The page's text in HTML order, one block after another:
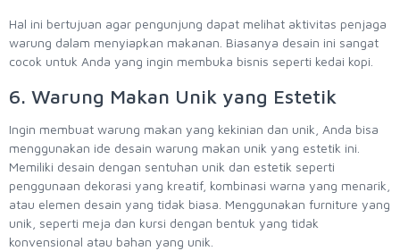
Hal ini bertujuan agar pengunjung dapat melihat aktivitas penjaga
warung dalam menyiapkan makanan. Biasanya desain ini sangat
cocok untuk Anda yang ingin membuka bisnis seperti kedai kopi.
6. Warung Makan Unik yang Estetik
Ingin membuat warung makan yang kekinian dan unik, Anda bisa
menggunakan ide desain warung makan unik yang estetik ini.
Memiliki desain dengan sentuhan unik dan estetik seperti
penggunaan dekorasi yang kreatif, kombinasi warna yang menarik,
atau elemen desain yang tidak biasa. Menggunakan furniture yang
unik, seperti meja dan kursi dengan bentuk yang tidak
konvensional atau bahan yang unik.